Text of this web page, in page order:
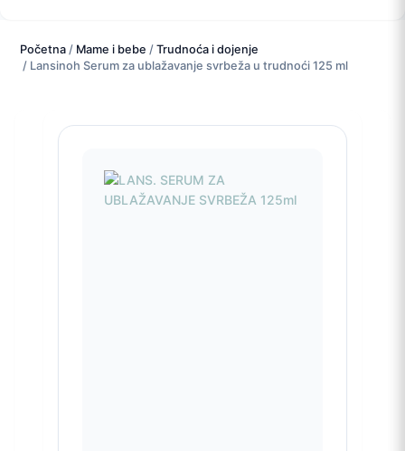
Početna/ Mame i bebe / Trudnoća i dojenje
/ Lansinoh Serum za ublažavanje svrbeža u trudnoći 125 ml